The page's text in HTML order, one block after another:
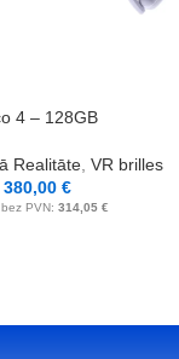
4 – 128GB
Realitāte VR brilles
380,00 €
PVN: 314,05 €